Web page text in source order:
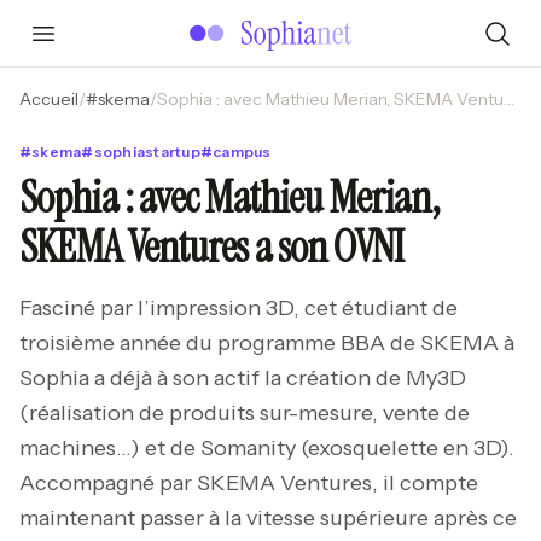
Accueil/#skema/ Sophia : avec Mathieu Merian, SKEMA Ventures a son OVNI
#skema# sophiastartup#campus
Sophia : avec Mathieu Merian,
SKEMA Ventures a son OVNI
Fasciné par l’impression 3D, cet étudiant de
troisième année du programme BBA de SKEMA à
Sophia a déjà à son actif la création de My3D
(réalisation de produits sur-mesure, vente de
machines…) et de Somanity (exosquelette en 3D).
Accompagné par SKEMA Ventures, il compte
maintenant passer à la vitesse supérieure après ce